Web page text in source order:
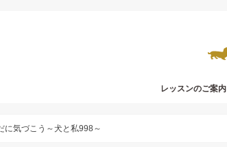
レッスンのご案内
に気づこう～犬と私998～